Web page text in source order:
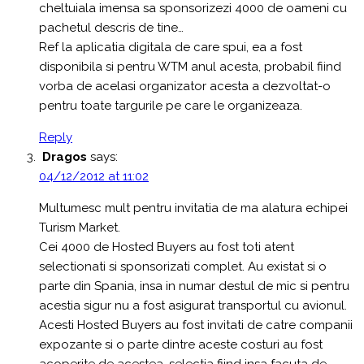
cheltuiala imensa sa sponsorizezi 4000 de oameni cu
pachetul descris de tine…
Ref la aplicatia digitala de care spui, ea a fost
disponibila si pentru WTM anul acesta, probabil fiind
vorba de acelasi organizator acesta a dezvoltat-o
pentru toate targurile pe care le organizeaza.
Reply
Dragos says:
04/12/2012 at 11:02
Multumesc mult pentru invitatia de ma alatura echipei
Turism Market.
Cei 4000 de Hosted Buyers au fost toti atent
selectionati si sponsorizati complet. Au existat si o
parte din Spania, insa in numar destul de mic si pentru
acestia sigur nu a fost asigurat transportul cu avionul.
Acesti Hosted Buyers au fost invitati de catre companii
expozante si o parte dintre aceste costuri au fost